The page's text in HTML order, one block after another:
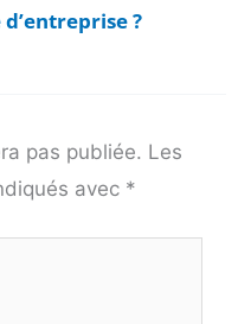
d’entreprise ?
pas publiée. Les
avec *